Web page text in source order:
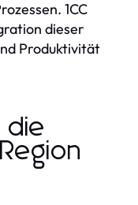
1CC
dieser
Produktivität
die